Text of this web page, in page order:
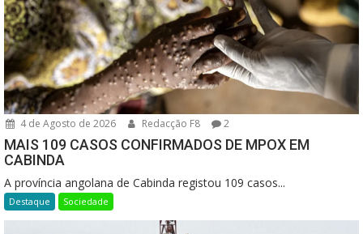
4 de Agosto de 2026 Redacção F8 2
MAIS 109 CASOS CONFIRMADOS DE MPOX EM
CABINDA
A província angolana de Cabinda registou 109 casos...
Destaque Sociedade